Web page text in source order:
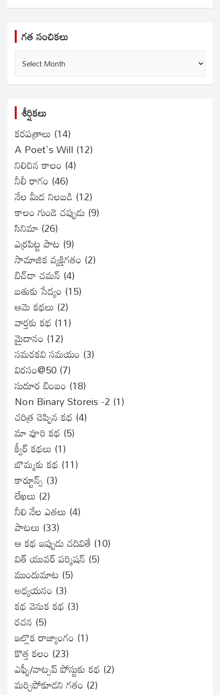
గత సంచికలు
గత
సంచికలు
శీర్షికలు
కరపత్రాలు (14)
A Poet's Will (12)
నిలిచిన కాలం (4)
నీలీ రాగం (46)
నేల మీద నిలబడి (12)
కాలం గుండె చప్పుడు (9)
సినిమా (26)
ఎర్రపిట్ట పాట (9)
సామాజిక వ్యక్తిగతం (2)
బిచ్‌డా చమన్ (4)
బతుకు సేద్యం (15)
ఆమె కథలు (2)
వార్తకు కథ (11)
మైదానం (12)
సమరకవి సమయం (3)
విరసం@50 (7)
సుదూర బింబం (18)
Non Binary Storeis -2 (1)
చరిత్ర చెప్పిన కథ (4)
మా వూరి కథ (5)
క్వీర్ కథలు (1)
బొమ్మకు కథ (11)
కార్టూన్స్ (3)
లేఖలు (2)
నీలి నేల ఎతలు (4)
పాటలు (33)
ఆ కథ ఇప్పుడు చదివితే (10)
విత్ యువర్ పర్మిషన్ (5)
ముందుమాట (5)
అధ్యయనం (3)
కథ వెనుక కథ (3)
రచన (5)
ఇల్లొక రాజ్యాంగం (1)
కొత్త కలం (23)
ఎఫ్బీ/వాట్సప్ పోస్టుకు కథ (2)
మర్చిపోకూడని గతం (2)